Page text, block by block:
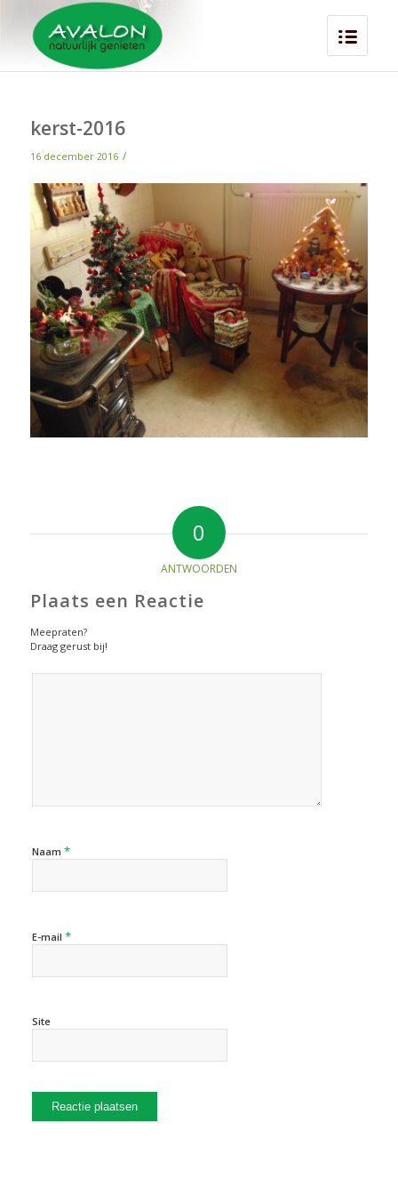
kerst-2016
16 december 2016 /
0
ANTWOORDEN
Plaats een Reactie
Meepraten?
Draag gerust bij!
Naam *
E-mail *
Site